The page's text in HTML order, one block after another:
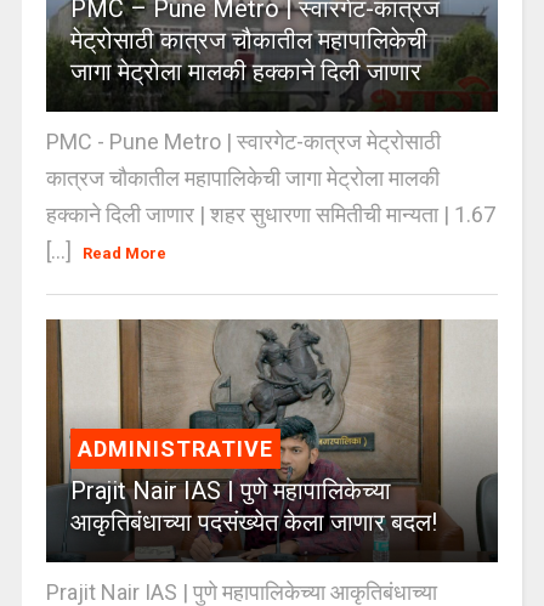
PMC – Pune Metro | स्वारगेट-कात्रज
मेट्रोसाठी कात्रज चौकातील महापालिकेची
जागा मेट्रोला मालकी हक्काने दिली जाणार
PMC - Pune Metro | स्वारगेट-कात्रज मेट्रोसाठी
कात्रज चौकातील महापालिकेची जागा मेट्रोला मालकी
हक्काने दिली जाणार | शहर सुधारणा समितीची मान्यता | 1.67
[...]
Read More
ADMINISTRATIVE
Prajit Nair IAS | पुणे महापालिकेच्या
आकृतिबंधाच्या पदसंख्येत केला जाणार बदल!
Prajit Nair IAS | पुणे महापालिकेच्या आकृतिबंधाच्या